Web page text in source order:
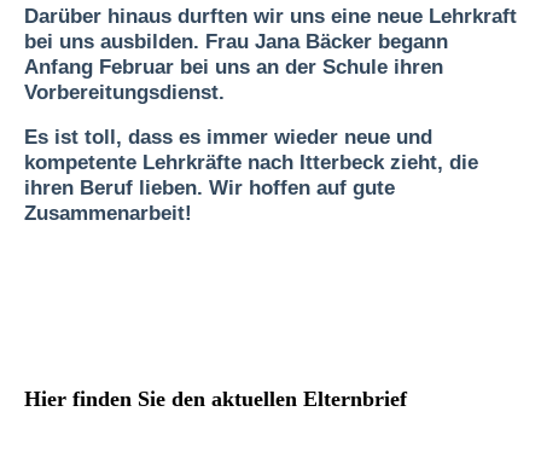
Darüber hinaus durften wir uns eine neue Lehrkraft
bei uns ausbilden. Frau Jana Bäcker begann
Anfang Februar bei uns an der Schule ihren
Vorbereitungsdienst.
Es ist toll, dass es immer wieder neue und
kompetente Lehrkräfte nach Itterbeck zieht, die
ihren Beruf lieben. Wir hoffen auf gute
Zusammenarbeit!
Hier finden Sie den aktuellen Elternbrief